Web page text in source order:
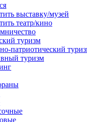
выставку/музей
театр/кино
туризм
патриотический
туризм